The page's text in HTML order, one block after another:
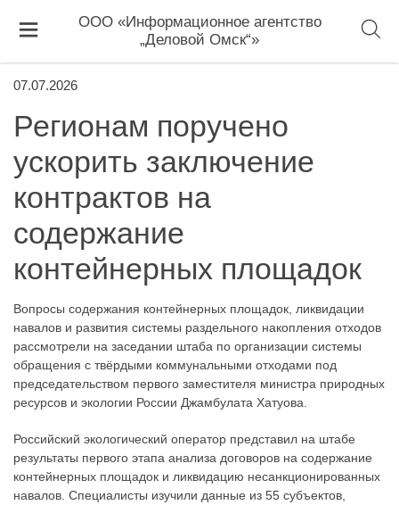
ООО «Информационное агентство
„Деловой Омск“»
07.07.2026
Регионам поручено
ускорить заключение
контрактов на
содержание
контейнерных площадок
Вопросы содержания контейнерных площадок, ликвидации
навалов и развития системы раздельного накопления отходов
рассмотрели на заседании штаба по организации системы
обращения с твёрдыми коммунальными отходами под
председательством первого заместителя министра природных
ресурсов и экологии России Джамбулата Хатуова.
Российский экологический оператор представил на штабе
результаты первого этапа анализа договоров на содержание
контейнерных площадок и ликвидацию несанкционированных
навалов. Специалисты изучили данные из 55 субъектов,